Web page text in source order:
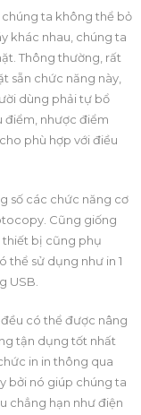
ta không thể bỏ
khác nhau, chúng ta
Thông thường, rất
sẵn chức năng này,
dùng phải tự bổ
điểm, nhược điểm
phù hợp với điều
số các chức năng cơ
Cũng giống
bị cũng phụ
thể sử dụng như in 1
USB.
có thể được nâng
tận dụng tốt nhất
in in thông qua
bởi nó giúp chúng ta
chẳng hạn như điện